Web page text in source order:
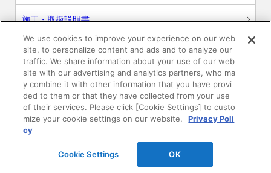
施工・取扱説明書
動画
シミュレーションツール
24時間換気システム〈エアスマート〉
簡易設計見積ソフト
R&Dセンター環境測定・分析サービス
We use cookies to improve your experience on our web
site, to personalize content and ads and to analyze our
traffic. We share information about your use of our web
site with our advertising and analytics partners, who ma
y combine it with other information that you have provi
ded to them or that they have collected from your use
of their services. Please click [Cookie Settings] to custo
mize your cookie settings on our website.
Privacy Poli
cy
Cookie Settings OK